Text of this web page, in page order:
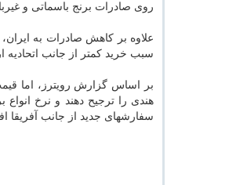
روی صادرات برنج باسماتی و
علاوه بر كاهش صادرات به
سبب خرید كمتر از جانب اتحادیه
بر اساس گزارش رویترز، اما
هندی را ترجیح دهند و نرخ
سفارشهای جدید از جانب آفریقا